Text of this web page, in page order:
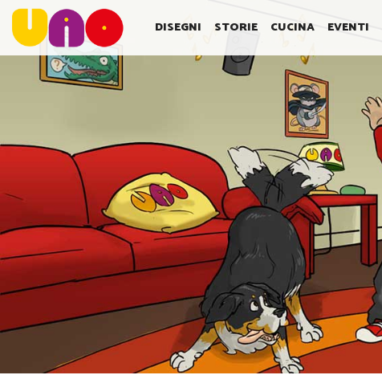
SALTA
CONTENUTO
PRINCIPALE
DISEGNI STORIE CUCINA EVENTI